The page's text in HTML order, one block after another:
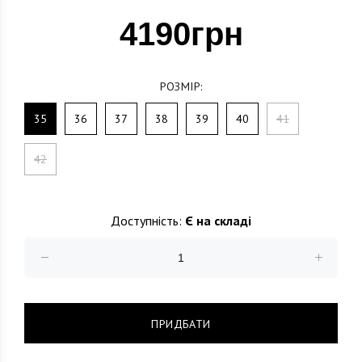
4190грн
РОЗМІР:
35 36 37 38 39 40 41
42
Доступність: Є на складі
ПРИДБАТИ